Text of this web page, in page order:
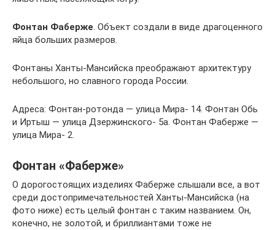
Фонтан Фаберже. Объект создали в виде драгоценного
яйца больших размеров.
Фонтаны Ханты-Мансийска преображают архитектуру
небольшого, но славного города России.
Адреса: Фонтан-ротонда — улица Мира- 14. Фонтан Обь
и Иртыш — улица Дзержинского- 5а. Фонтан Фаберже —
улица Мира- 2.
Фонтан «Фаберже»
О дорогостоящих изделиях Фаберже слышали все, а вот
среди достопримечательностей Ханты-Мансийска (на
фото ниже) есть целый фонтан с таким названием. Он,
конечно, не золотой, и бриллиантами тоже не